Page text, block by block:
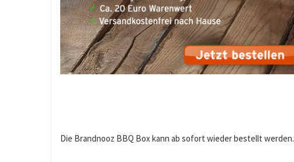
Die Brandnooz BBQ Box kann ab sofort wieder bestellt werden.